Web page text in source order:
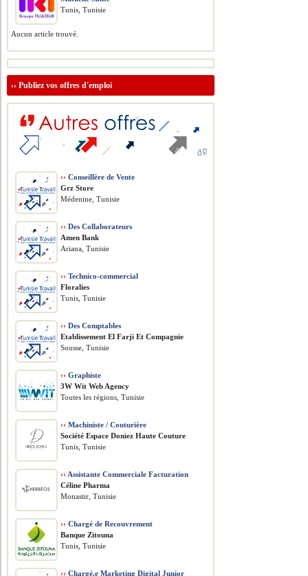
Tunis, Tunisie
Aucun article trouvé.
››Publiez vos offres d'emploi
›› Conseillère de Vente
Grz Store
Médenine, Tunisie
›› Des Collaborateurs
Amen Bank
Ariana, Tunisie
›› Technico-commercial
Floralies
Tunis, Tunisie
›› Des Comptables
Etablissement El Farji Et Compagnie
Sousse, Tunisie
›› Graphiste
3W Wit Web Agency
Toutes les régions, Tunisie
›› Machiniste / Couturière
Société Espace Doniez Haute Couture
Tunis, Tunisie
›› Assistante Commerciale Facturation
Céline Pharma
Monastir, Tunisie
›› Chargé de Recouvrement
Banque Zitouna
Tunis, Tunisie
›› Chargé.e Marketing Digital Junior